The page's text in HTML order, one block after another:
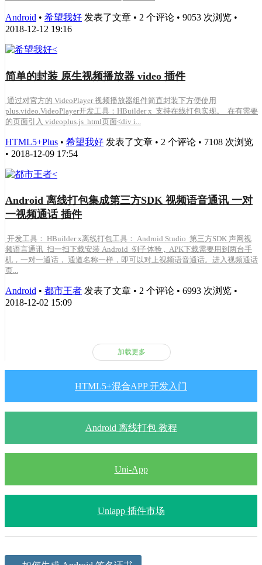
Android • 希望我好 发表了文章 • 2 个评论 • 9053 次浏览 •
2018-12-12 19:16
简单的封装 原生视频播放器 video 插件
通过对官方的 VideoPlayer 视频播放器组件简直封装下方便使用
plus.video.VideoPlayer开发工具：HBuilder x 支持在线打包实现。 在有需要
的页面引入 videoplus.js html页面<div i...
HTML5+Plus • 希望我好 发表了文章 • 2 个评论 • 7108 次浏览
• 2018-12-09 17:54
Android 离线打包集成第三方SDK 视频语音通讯 一对
一视频通话 插件
开发工具： HBuilder x离线打包工具： Android Studio 第三方SDK 声网视
频语言通讯 扫一扫下载安装 Android 例子体验 , APK下载需要用到两台手
机，一对一通话， 通道名称一样，即可以对上视频语音通话。进入视频通话
页...
Android • 都市王者 发表了文章 • 2 个评论 • 6993 次浏览 •
2018-12-02 15:09
加载更多
HTML5+混合APP 开发入门
Android 离线打包 教程
Uni-App
Uniapp 插件市场